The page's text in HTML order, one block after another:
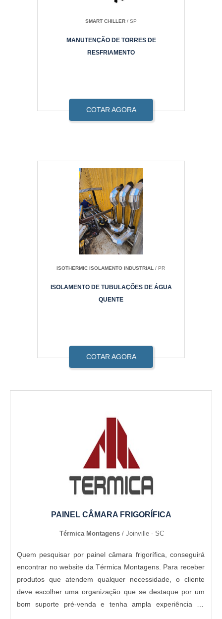
SMART CHILLER/ SP
MANUTENÇÃO DE TORRES DE
RESFRIAMENTO
COTAR AGORA
ISOTHERMIC ISOLAMENTO INDUSTRIAL / PR
ISOLAMENTO DE TUBULAÇÕES DE ÁGUA
QUENTE
COTAR AGORA
PAINEL CÂMARA FRIGORÍFICA
Térmica Montagens / Joinville - SC
Quem pesquisar por painel câmara frigorífica, conseguirá
encontrar no website da Térmica Montagens. Para receber
produtos que atendem qualquer necessidade, o cliente
deve escolher uma organização que se destaque por um
bom suporte pré-venda e tenha ampla experiência no